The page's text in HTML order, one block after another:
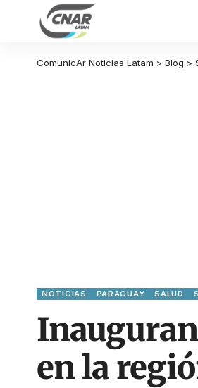
ComunicAr Noticias Latam > Blog >
NOTICIAS PARAGUAY SALUD
en la